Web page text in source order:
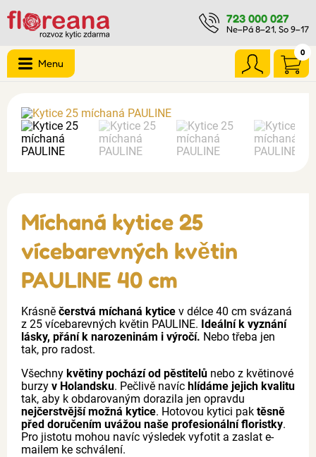
723 000 027
Ne–Pá 8–21, So 9–17
0
Menu
Míchaná kytice 25
vícebarevných květin
PAULINE 40 cm
Krásně čerstvá míchaná kytice v délce 40 cm svázaná
z 25 vícebarevných květin PAULINE. Ideální k vyznání
lásky, přání k narozeninám i výročí. Nebo třeba jen
tak, pro radost.
Všechny květiny pochází od pěstitelů nebo z květinové
burzy v Holandsku. Pečlivě navíc hlídáme jejich kvalitu
tak, aby k obdarovaným dorazila jen opravdu
nejčerstvější možná kytice. Hotovou kytici pak těsně
před doručením uvážou naše profesionální floristky.
Pro jistotu mohou navíc výsledek vyfotit a zaslat e-
mailem ke schválení.